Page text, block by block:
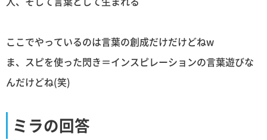
ここでやっているのは言葉の創成だけだけどねw
ま、スピを使った閃き＝インスピレーションの言葉遊びな
んだけどね(笑)
ミラの回答